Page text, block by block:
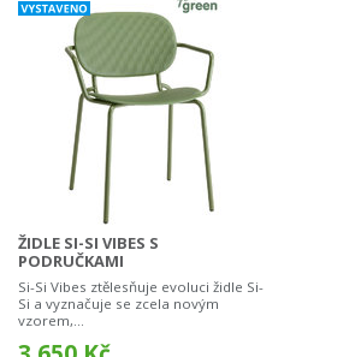
ŽIDLE SI-SI VIBES S
PODRUČKAMI
Si-Si Vibes ztělesňuje evoluci židle Si-
Si a vyznačuje se zcela novým
vzorem,...